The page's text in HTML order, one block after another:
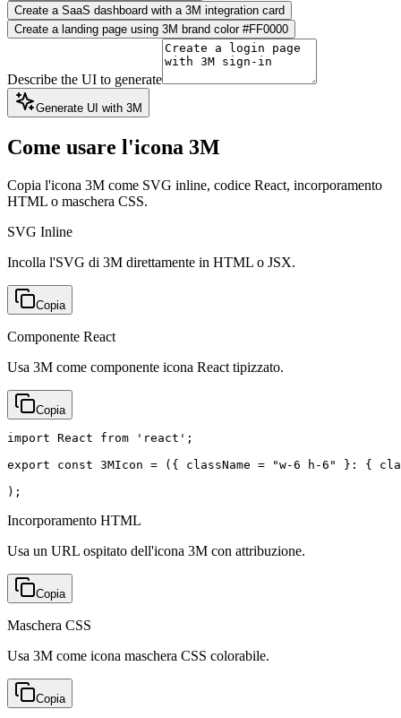
Create a SaaS dashboard with a 3M integration card
Create a landing page using 3M brand color #FF0000
Describe the UI to generate
Generate UI with 3M
Come usare l'icona 3M
Copia l'icona 3M come SVG inline, codice React, incorporamento
HTML o maschera CSS.
SVG Inline
Incolla l'SVG di 3M direttamente in HTML o JSX.
Copia
Componente React
Usa 3M come componente icona React tipizzato.
Copia
import React from 'react';
export const 3MIcon = ({ className = "w-6 h-6" }: {
);
Incorporamento HTML
Usa un URL ospitato dell'icona 3M con attribuzione.
Copia
Maschera CSS
Usa 3M come icona maschera CSS colorabile.
Copia